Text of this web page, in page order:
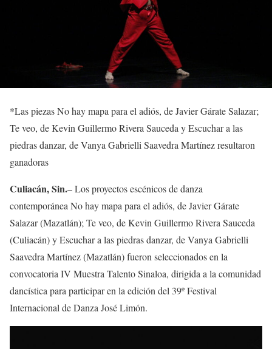
*Las piezasNo hay mapa para el adiós, de JavierGárateSalazar;
Te veo, de Kevin Guillermo Rivera Sauceda y Escuchar a las
piedras danzar, deVanya Gabrielli Saavedra Martínezresultaron
ganadoras
Culiacán,Sin.–Los proyectos escénicos de danza
contemporánea No hay mapa para el adiós, de JavierGárate
Salazar (Mazatlán); Te veo, de Kevin Guillermo Rivera Sauceda
(Culiacán)yEscuchar a las piedras danzar, deVanya Gabrielli
Saavedra Martínez(Mazatlán)fueron seleccionados en la
convocatoria IV Muestra TalentoSinaloa, dirigida a la comunidad
dancística para participar en la edición del 39º Festival
Internacional de Danza José Limón.